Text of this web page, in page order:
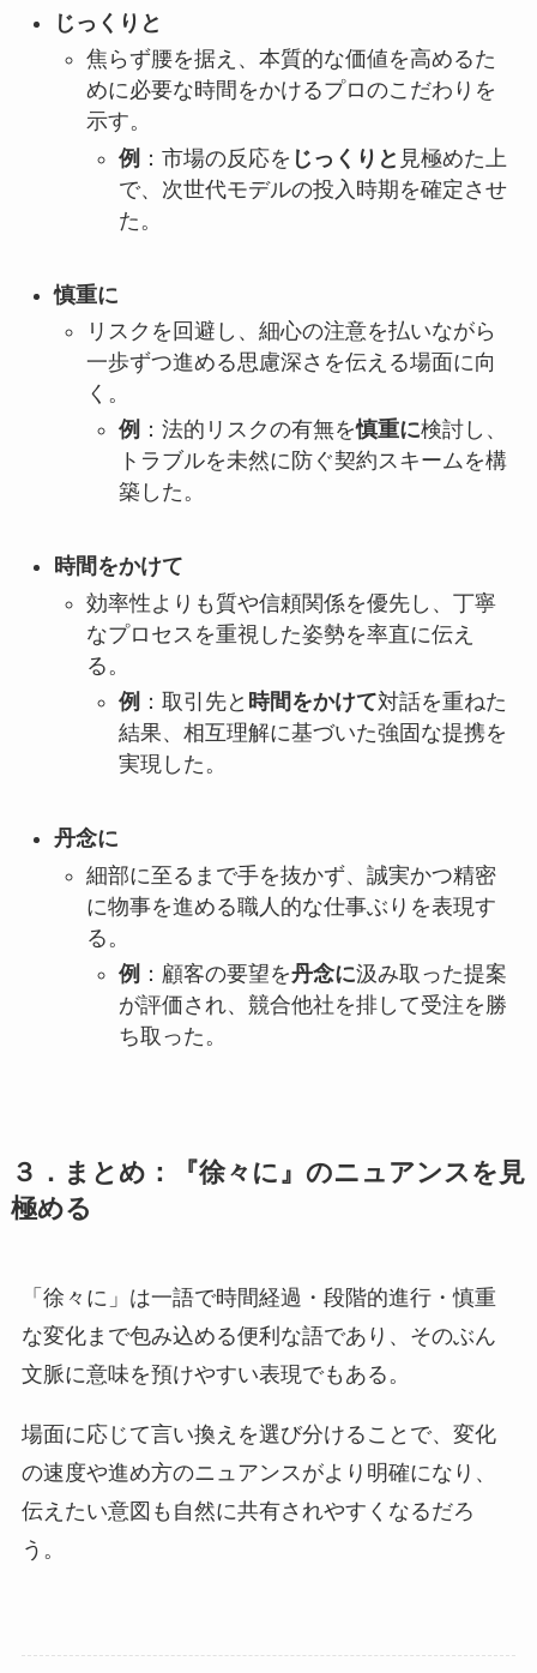
じっくりと
焦らず腰を据え、本質的な価値を高めるた
めに必要な時間をかけるプロのこだわりを
示す。
例 ：市場の反応を じっくりと 見極めた上
で、次世代モデルの投入時期を確定させ
た。
慎重に
リスクを回避し、細心の注意を払いながら
一歩ずつ進める思慮深さを伝える場面に向
く。
例 ：法的リスクの有無を慎重に検討し、
トラブルを未然に防ぐ契約スキームを構
築した。
時間をかけて
効率性よりも質や信頼関係を優先し、丁寧
なプロセスを重視した姿勢を率直に伝え
る。
例 ：取引先と 時間をかけて対話を重ねた
結果、相互理解に基づいた強固な提携を
実現した。
丹念に
細部に至るまで手を抜かず、誠実かつ精密
に物事を進める職人的な仕事ぶりを表現す
る。
例 ：顧客の要望を丹念に汲み取った提案
が評価され、競合他社を排して受注を勝
ち取った。
３．まとめ：『徐々に』のニュアンスを見
極める
「徐々に」は一語で時間経過・段階的進行・慎重
な変化まで包み込める便利な語であり、そのぶん
文脈に意味を預けやすい表現でもある。
場面に応じて言い換えを選び分けることで、変化
の速度や進め方のニュアンスがより明確になり、
伝えたい意図も自然に共有されやすくなるだろ
う。